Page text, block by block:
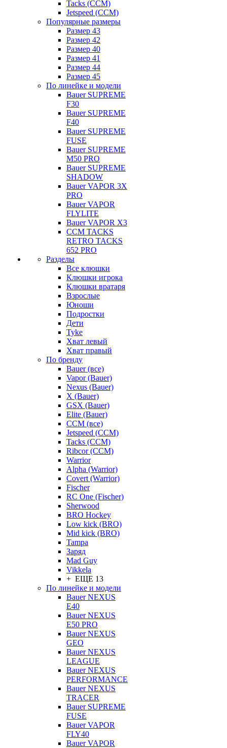
Tacks (CCM)
Jetspeed (CCM)
Популярные размеры
Размер 43
Размер 42
Размер 40
Размер 41
Размер 44
Размер 45
По линейке и модели
Bauer SUPREME
F30
Bauer SUPREME
F40
Bauer SUPREME
FUSE
Bauer SUPREME
M50 PRO
Bauer SUPREME
SHADOW
Bauer VAPOR 3X
PRO
Bauer VAPOR
FLYLITE
Bauer VAPOR X3
CCM TACKS
RETRO TACKS
652 PRO
Разделы
Все клюшки
Клюшки игрока
Клюшки вратаря
Взрослые
Юноши
Подростки
Дети
Tyke
Хват левый
Хват правый
По бренду
Bauer (все)
Vapor (Bauer)
Nexus (Bauer)
X (Bauer)
GSX (Bauer)
Elite (Bauer)
CCM (все)
Jetspeed (CCM)
Tacks (CCM)
Ribcor (CCM)
Warrior
Alpha (Warrior)
Covert (Warrior)
Fischer
RC One (Fischer)
Sherwood
BRO Hockey
Low kick (BRO)
Mid kick (BRO)
Tampa
Заряд
Mad Guy
Vikkela
+ ЕЩЕ 13
По линейке и модели
Bauer NEXUS
E40
Bauer NEXUS
E50 PRO
Bauer NEXUS
GEO
Bauer NEXUS
LEAGUE
Bauer NEXUS
PERFORMANCE
Bauer NEXUS
TRACER
Bauer SUPREME
FUSE
Bauer VAPOR
FLY40
Bauer VAPOR